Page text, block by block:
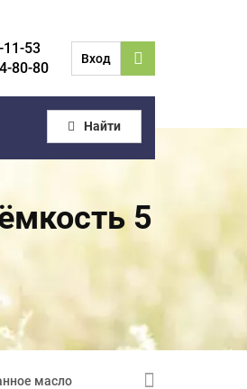
53
80-80
Вход
Найти
5
масло